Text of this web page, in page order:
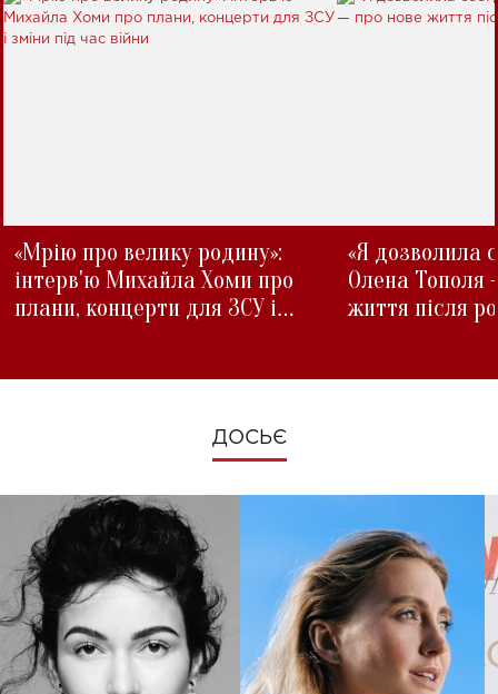
«Мрію про велику родину»:
інтерв'ю Михайла Хоми про
плани, концерти для ЗСУ і
«Я дозволила
Олена Тополя
життя після
ДОСЬЄ